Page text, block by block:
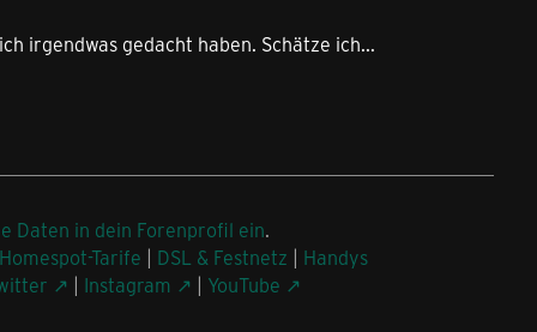
irgendwas gedacht haben. Schätze ich...
Daten in dein Forenprofil ein.
Homespot-Tarife | DSL & Festnetz | Handys
| Instagram | YouTube